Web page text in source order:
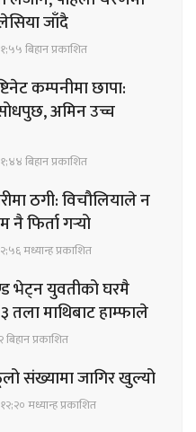
जाँदै
बिहान प्रकाशित
कम्पनीमा छापा:
अमिन उच्च
बिहान प्रकाशित
ठगी: विचौलियाले न
फिर्ता गर्‍यो
मध्यान्ह प्रकाशित
भेट्न युवतीको घरमै
माथिबाट हाम्फाले
प्रकाशित
संख्यामा जागिर खुल्यो
मध्यान्ह प्रकाशित